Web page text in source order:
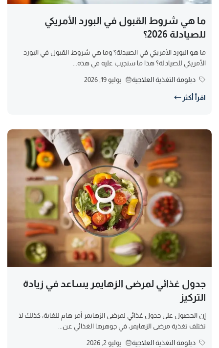
ما هي شروط القبول في البورد الأمريكي
للصيادلة 2026؟
ما هو البورد الأمريكي في الصيدلة؟ وما هي شروط القبول في البورد
الأمريكي للصيادلة؟ هذا ما سنجيب عليه في هذه...
دبلومة التغذية العلاجية يوليو 19, 2026
اقرأ أكثر
جدول غذائي لمرضى الزهايمر يساعد في زيادة
التركيز
إن الحصول على جدول غذائي لمرضى الزهايمر أمر هام للغاية، كذلك لا
تختلف تغذية مرضى الزهايمر، في جوهرها الغذائي عن...
دبلومة التغذية العلاجية يوليو 2, 2026